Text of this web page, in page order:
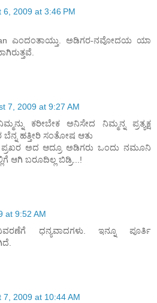
6, 2009 at 3:46 PM
ಎಂದಂತಾಯ್ತು. ಅಡಿಗರ-ನವೋದಯ ಯಾ
7, 2009 at 9:27 AM
ಕರೀಬೇಕ ಅನಿಸೇದ ನಿಮ್ಮನ್ನ ಪ್ರತ್ಯಕ್ಷ
ಹತ್ತೀರಿ ಸಂತೋಷ ಆತು
ಪ್ರಖರ ಅದ ಆದ್ರೂ ಅಡಿಗರು ಒಂದು ನಮೂನಿ
ಆಗಿ ಬರೂದಿಲ್ಲ ಬಿಡ್ರಿ...!
at 9:52 AM
ಧನ್ಯವಾದಗಳು. ಇನ್ನೂ ಪೂರ್ತಿ
7, 2009 at 10:44 AM